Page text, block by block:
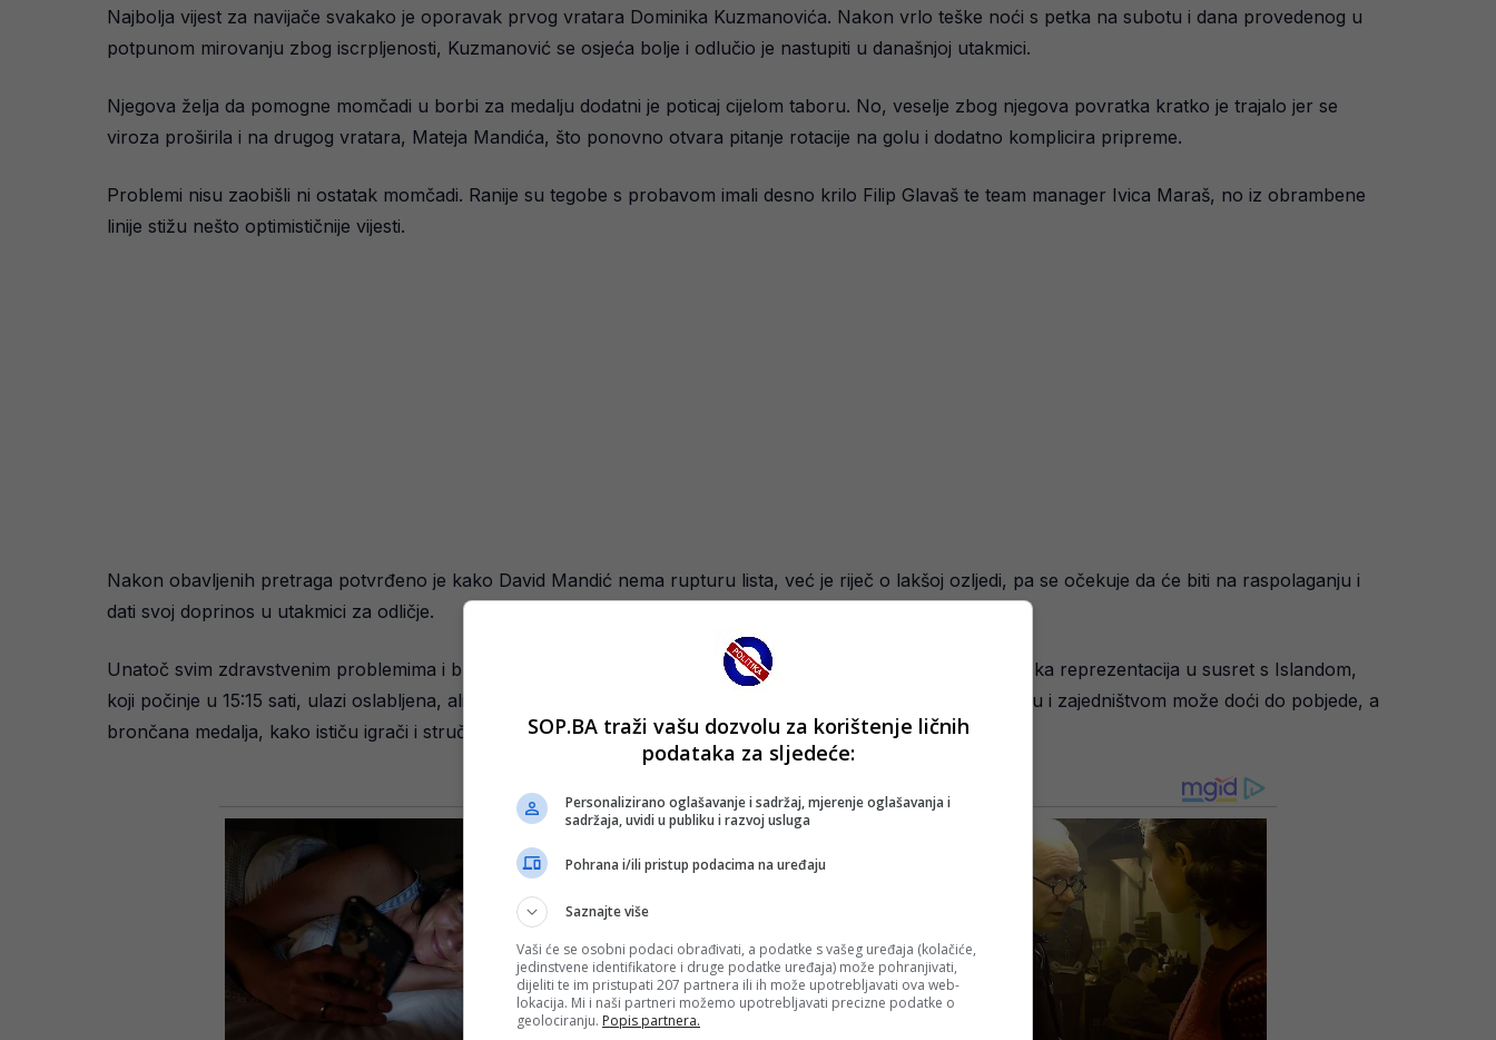
Najbolja vijest za navijače svakako je oporavak prvog vratara Dominika Kuzmanovića. Nakon vrlo teške noći s petka na subotu i dana provedenog u
potpunom mirovanju zbog iscrpljenosti, Kuzmanović se osjeća bolje i odlučio je nastupiti u današnjoj utakmici.
Njegova želja da pomogne momčadi u borbi za medalju dodatni je poticaj cijelom taboru. No, veselje zbog njegova povratka kratko je trajalo jer se
viroza proširila i na drugog vratara, Mateja Mandića, što ponovno otvara pitanje rotacije na golu i dodatno komplicira pripreme.
Problemi nisu zaobišli ni ostatak momčadi. Ranije su tegobe s probavom imali desno krilo Filip Glavaš te team manager Ivica Maraš, no iz obrambene
linije stižu nešto optimističnije vijesti.
Nakon obavljenih pretraga potvrđeno je kako David Mandić nema rupturu lista, već je riječ o lakšoj ozljedi, pa se očekuje da će biti na raspolaganju i
dati svoj doprinos u utakmici za odličje.
Unatoč svim zdravstvenim problemima i brojnim organizacijskim propustima koji su obilježili prvenstvo, hrvatska reprezentacija u susret s Islandom,
koji počinje u 15:15 sati, ulazi oslabljena, ali maksimalno motivirana. U taboru vlada uvjerenje da se borbenošću i zajedništvom može doći do pobjede, a
brončana medalja, kako ističu igrači i stručni stožer, za njih ima sjaj zlata.SOP.BA traži vašu dozvolu za korištenje ličnih
podataka za sljedeće:
Personalizirano oglašavanje i sadržaj, mjerenje oglašavanja i
sadržaja, uvidi u publiku i razvoj usluga
Pohrana i/ili pristup podacima na uređaju
Saznajte više
Vaši će se osobni podaci obrađivati, a podatke s vašeg uređaja (kolačiće,
jedinstvene identifikatore i druge podatke uređaja) može pohranjivati,
dijeliti te im pristupati 207 partnera ili ih može upotrebljavati ova web-
lokacija. Mi i naši partneri možemo upotrebljavati precizne podatke o
geolociranju. Popis partnera.